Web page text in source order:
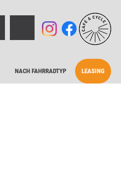
NACH FAHRRADTYP LEASING